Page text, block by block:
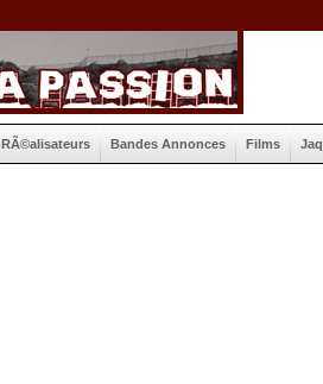
RÃ©alisateurs Bandes Annonces Films